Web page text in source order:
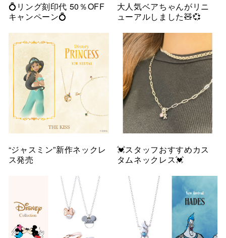
💍リング刻印代 50％OFF
キャンペーン💍
大人気ベアちゃんがリニ
ューアルしました🧸💞
“ジャスミン”新作ネックレ
ス発売
💓スタッフおすすめカス
タムネックレス💓